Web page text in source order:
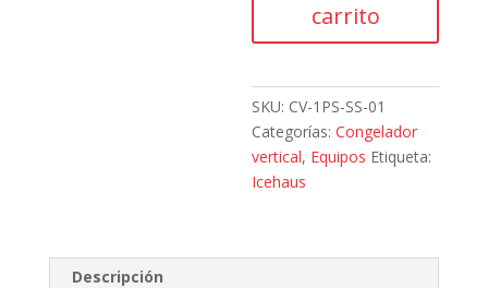
Congelador
solida
cantidad
carrito
SKU: CV-1PS-SS-01
Categorías:Congelador
vertical, Equipos Etiqueta:
Icehaus
Descripción